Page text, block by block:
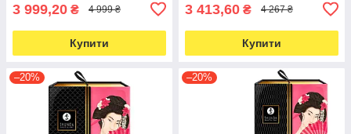
3 999,20 ₴ 4 999 ₴
Купити
3 413,60 ₴ 4 267 ₴
Купити
–20% –20%